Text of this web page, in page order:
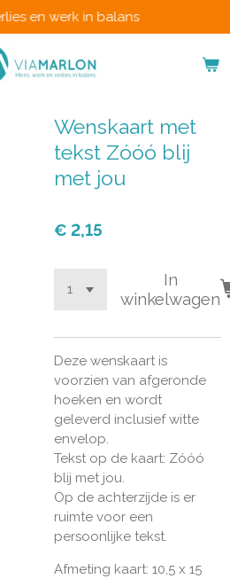
en werk in balans
Wenskaart met
tekst Zóóó blij
met jou
€ 2,15
In
winkelwagen
Deze wenskaart is
voorzien van afgeronde
hoeken en wordt
geleverd inclusief witte
envelop.
Tekst op de kaart: Zóóó
blij met jou.
Op de achterzijde is er
ruimte voor een
persoonlijke tekst.
Afmeting kaart: 10,5 x 15